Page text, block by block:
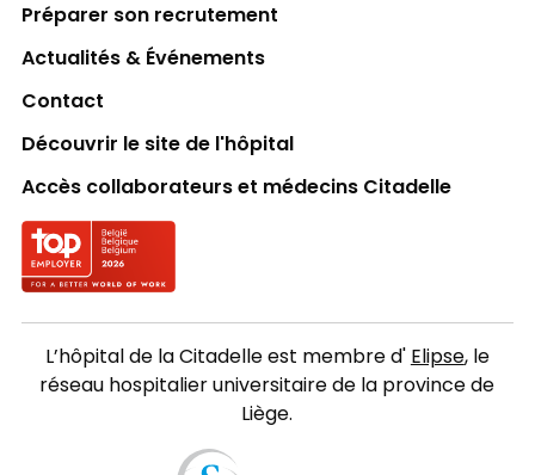
Préparer son recrutement
Actualités & Événements
Contact
Découvrir le site de l'hôpital
Accès collaborateurs et médecins Citadelle
Logo Top employer
L’hôpital de la Citadelle est membre d'Elipse, le
réseau hospitalier universitaire de la province de
Liège.